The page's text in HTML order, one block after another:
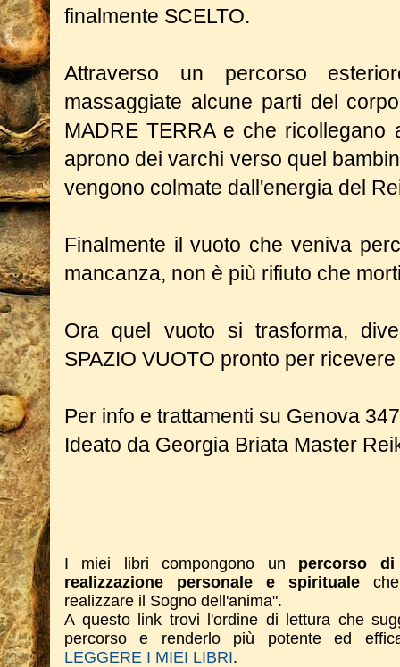
finalmente SCELTO.
Attraverso un percorso
massaggiate alcune parti del
MADRE TERRA e che
aprono dei varchi verso quel
vengono colmate dall'energia del
Finalmente il vuoto che veniva
mancanza, non è più rifiuto che
Ora quel vuoto si trasforma,
SPAZIO VUOTO pronto per
Per info e trattamenti su Genova
Ideato da Georgia Briata Master
I miei libri compongono un percorso
realizzazione personale e spirituale
realizzare il Sogno dell'anima".
A questo link trovi l'ordine di lettura che
percorso e renderlo più potente ed
LEGGERE I MIEI LIBRI.